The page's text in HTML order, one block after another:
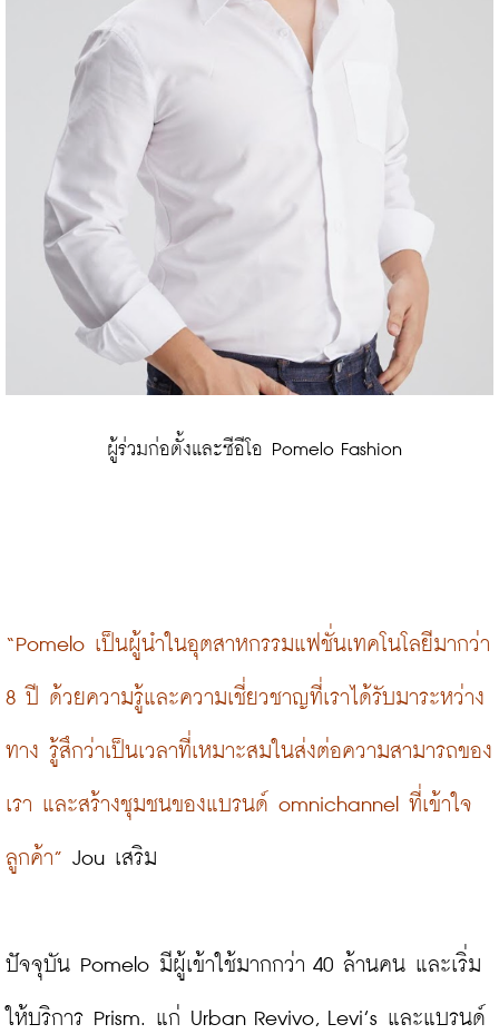
ผู้ร่วมก่อตั้งและซีอีโอ Pomelo Fashion
“Pomelo เป็นผู้นำในอุตสาหกรรมแฟชั่นเทคโนโลยีมากว่า
8 ปี ด้วยความรู้และความเชี่ยวชาญที่เราได้รับมาระหว่าง
ทาง รู้สึกว่าเป็นเวลาที่เหมาะสมในส่งต่อความสามารถของ
เรา และสร้างชุมชนของแบรนด์ omnichannel ที่เข้าใจ
ลูกค้า” Jou เสริม
ปัจจุบัน Pomelo มีผู้เข้าใช้มากกว่า 40 ล้านคน และเริ่ม
ให้บริการ Prism. แก่ Urban Revivo, Levi’s และแบรนด์